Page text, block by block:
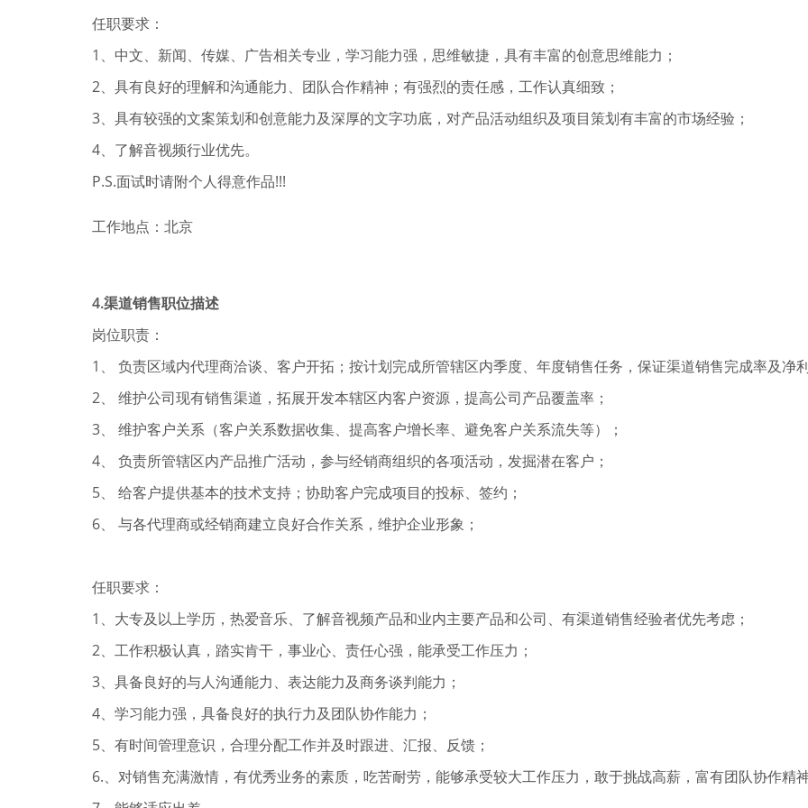
任职要求：
1、中文、新闻、传媒、广告相关专业，学习能力强，思维敏捷，具有丰富的创意思维能力；
2、具有良好的理解和沟通能力、团队合作精神；有强烈的责任感，工作认真细致；
3、具有较强的文案策划和创意能力及深厚的文字功底，对产品活动组织及项目策划有丰富的市场经验；
4、了解音视频行业优先。
P.S.面试时请附个人得意作品!!!
工作地点：北京
4.渠道销售职位描述
岗位职责：
1 负责区域内代理商洽谈、客户开拓；按计划完成所管辖区内季度、年度销售任务，保证渠道销售完成率及净
2 维护公司现有销售渠道，拓展开发本辖区内客户资源，提高公司产品覆盖率；
3 维护客户关系（客户关系数据收集、提高客户增长率、避免客户关系流失等）；
4 负责所管辖区内产品推广活动，参与经销商组织的各项活动，发掘潜在客户；
5 给客户提供基本的技术支持；协助客户完成项目的投标、签约；
6 与各代理商或经销商建立良好合作关系，维护企业形象；
任职要求：
1 、大专及以上学历，热爱音乐、了解音视频产品和业内主要产品和公司、有渠道销售经验者优先考虑；
2 、工作积极认真，踏实肯干，事业心、责任心强，能承受工作压力；
3 、具备良好的与人沟通能力、表达能力及商务谈判能力；
4 、学习能力强，具备良好的执行力及团队协作能力；
5 、有时间管理意识，合理分配工作并及时跟进、汇报、反馈；
6. 、对销售充满激情，有优秀业务的素质，吃苦耐劳，能够承受较大工作压力，敢于挑战高薪，富有团队协作精